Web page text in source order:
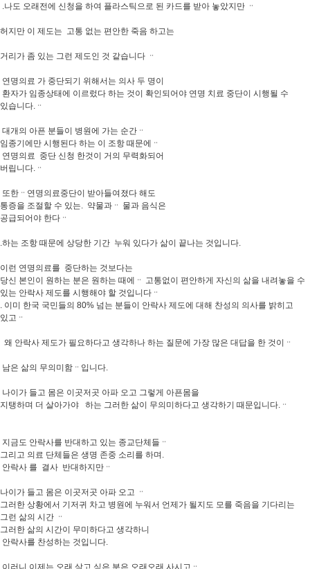
.나도 오래전에 신청을 하여 플라스틱으로 된 카드를 받아 놓았지만 ᆢ
허지만 이 제도는 고통 없는 편안한 죽음 하고는
거리가 좀 있는 그런 제도인 것 같습니다 ᆢ
연명의료 가 중단되기 위해서는 의사 두 명이
환자가 임종상태에 이르렀다 하는 것이 확인되어야 연명 치료 중단이 시행될 수
있습니다.ᆢ
대개의 아픈 분들이 병원에 가는 순간ᆢ
임종기에만 시행된다 하는 이 조항 때문에ᆢ
연명의료 중단 신청 한것이 거의 무력화되어
버립니다.ᆢ
또한ᆢ연명의료중단이 받아들여졌다 해도
통증을 조절할 수 있는. 약물과ᆢ 물과 음식은
공급되어야 한다ᆢ
.하는 조항 때문에 상당한 기간 누워 있다가 삶이 끝나는 것입니다.
이런 연명의료를 중단하는 것보다는
당신 본인이 원하는 분은 원하는 때에ᆢ 고통없이 편안하게 자신의 삶을 내려놓을 수
있는 안락사 제도를 시행해야 할 것입니다ᆢ
. 이미 한국 국민들의 80% 넘는 분들이 안락사 제도에 대해 찬성의 의사를 밝히고
있고ᆢ
왜 안락사 제도가 필요하다고 생각하나 하는 질문에 가장 많은 대답을 한 것이ᆢ
남은 삶의 무의미함ᆢ입니다.
나이가 들고 몸은 이곳저곳 아파 오고 그렇게 아픈몸을
지탱하며 더 살아가야 하는 그러한 삶이 무의미하다고 생각하기 때문입니다.ᆢ
지금도 안락사를 반대하고 있는 종교단체들ᆢ
그리고 의료 단체들은 생명 존중 소리를 하며.
안락사 를 결사 반대하지만ᆢ
나이가 들고 몸은 이곳저곳 아파 오고 ᆢ
그러한 상황에서 기저귀 차고 병원에 누워서 언제가 될지도 모를 죽음을 기다리는
그런 삶의 시간 ᆢ
그러한 삶의 시간이 무미하다고 생각하니
안락사를 찬성하는 것입니다.
이러니 이제는 오래 살고 싶은 분은 오래오래 사시고ᆢ